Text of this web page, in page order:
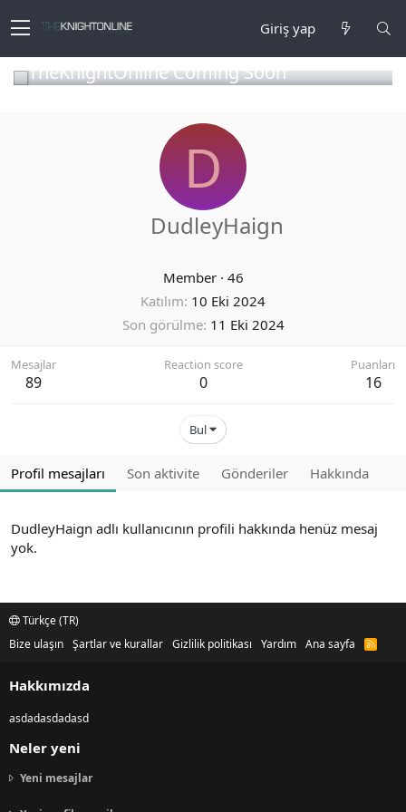
Giriş yap
TheKnightOnline Coming Soon
D
DudleyHaign
Member · 46
Katılım 10 Eki 2024
Son görülme 11 Eki 2024
Mesajlar
89
Reaction score
0
Puanları
16
Bul
Profil mesajları Son aktivite Gönderiler Hakkında
DudleyHaign adlı kullanıcının profili hakkında henüz mesaj
yok.
Türkçe (TR)
Bize ulaşın Şartlar ve kurallar Gizlilik politikası Yardım Ana sayfa
R
Hakkımızda
asdadasdadasd
Neler yeni
Yeni mesajlar